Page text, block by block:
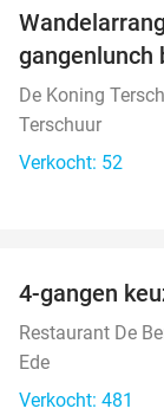
gangenlunch
De Koning
Terschuur
Verkocht: 52
4-gangen
Restaurant De
Ede
Verkocht: 481